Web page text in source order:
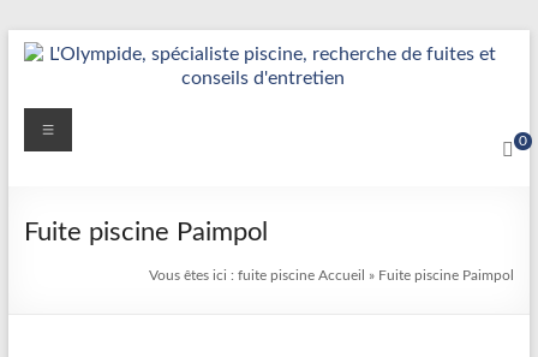
Aller
au
Détection
Réparation
Fuite
0
Menu
Fuite piscine Paimpol
Vous êtes ici : fuite piscineAccueil » Fuite piscine Paimpol